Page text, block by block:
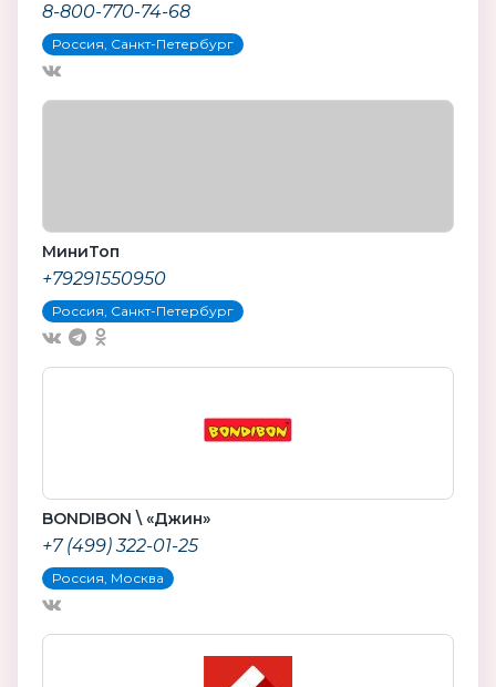
8-800-770-74-68
Россия, Санкт-Петербург
МиниТоп
+79291550950
Россия, Санкт-Петербург
BONDIBON \ «Джин»
+7 (499) 322-01-25
Россия, Москва